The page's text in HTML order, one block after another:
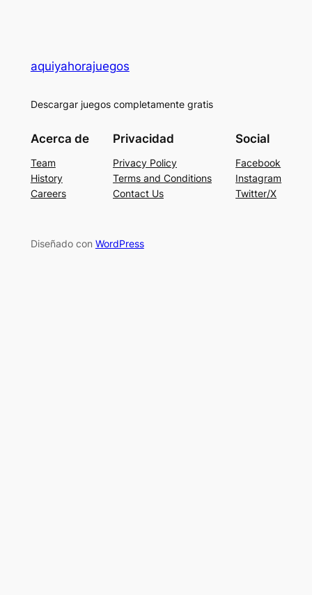
aquiyahorajuegos
Descargar juegos completamente gratis
Acerca de
Team
History
Careers
Privacidad
Privacy Policy
Terms and Conditions
Contact Us
Social
Facebook
Instagram
Twitter/X
Diseñado con WordPress